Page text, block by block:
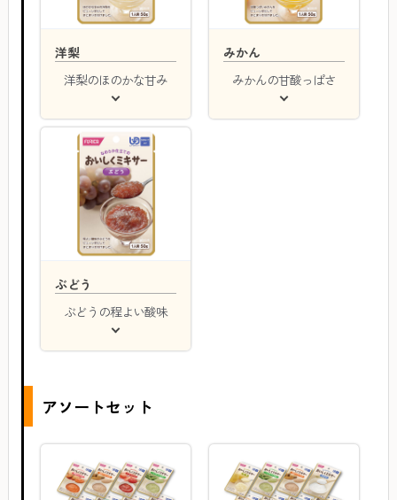
洋梨
洋梨のほのかな甘み
みかん
みかんの甘酸っぱさ
ぶどう
ぶどうの程よい酸味
アソートセット